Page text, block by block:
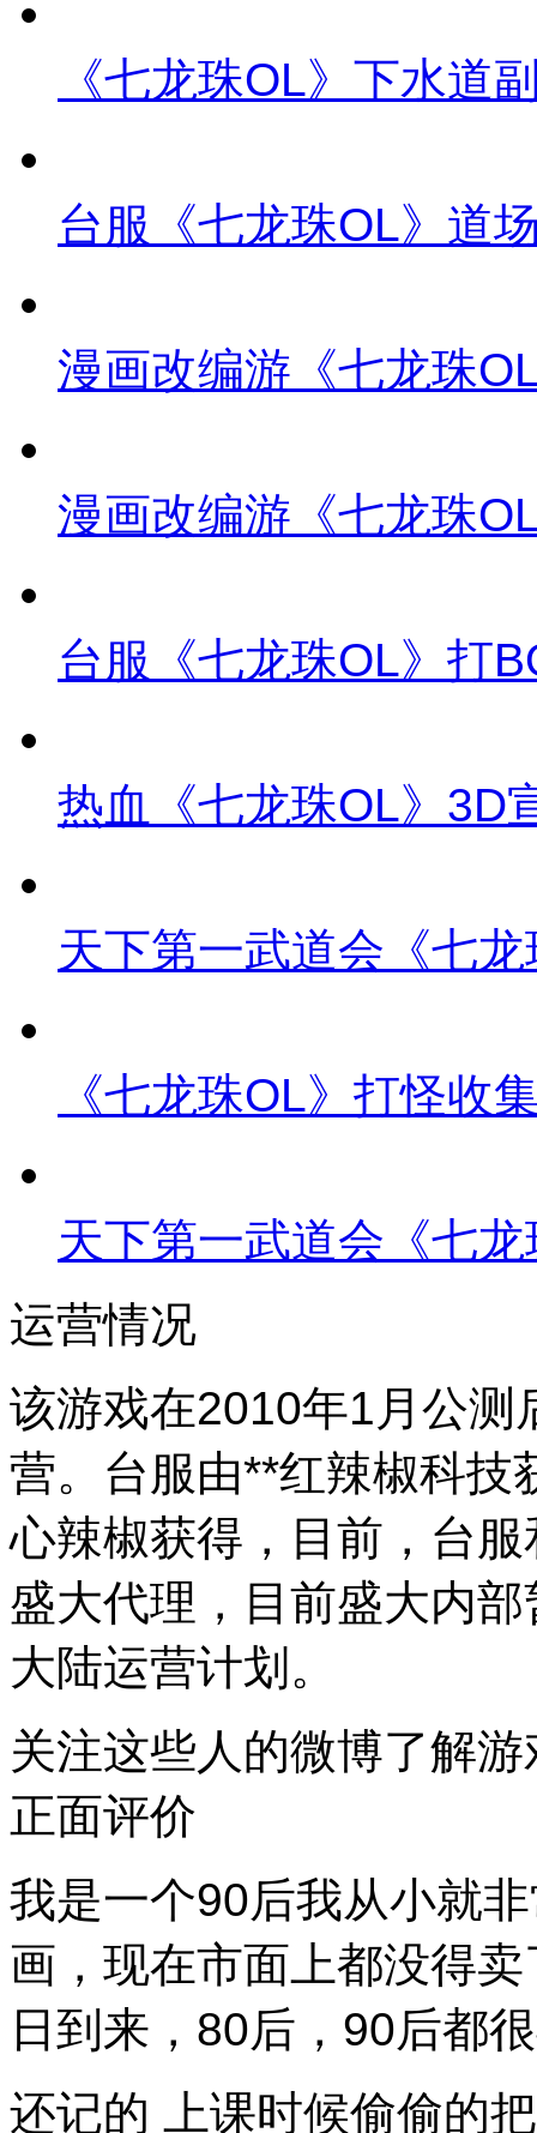
《七龙珠OL》下水道
台服《七龙珠OL》道
漫画改编游《七龙珠
漫画改编游《七龙珠
台服《七龙珠OL》打
热血《七龙珠OL》3D
天下第一武道会《七
《七龙珠OL》打怪收
天下第一武道会《七
运营情况
该游戏在2010年1月公
营。台服由**红辣椒科技
心辣椒获得，目前，台
盛大代理，目前盛大内
大陆运营计划。
关注这些人的微博了解
正面评价
我是一个90后我从小就
画，现在市面上都没得
日到来，80后，90后都
还记的 上课时候偷偷的